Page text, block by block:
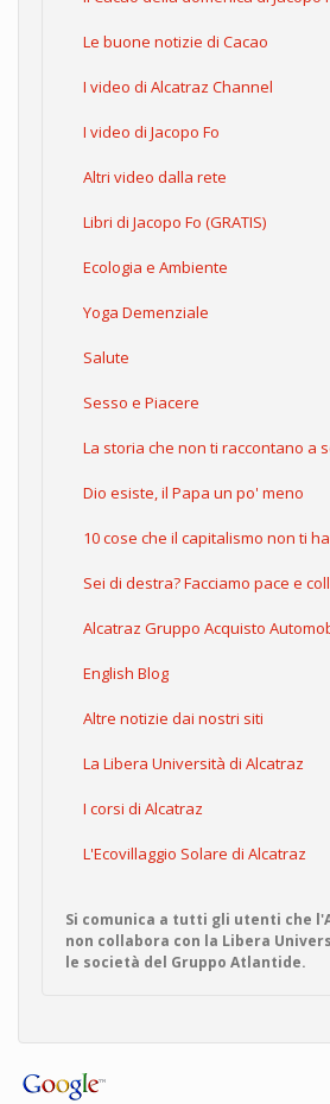
Le buone notizie di Cacao
I video di Alcatraz Channel
I video di Jacopo Fo
Altri video dalla rete
Libri di Jacopo Fo (GRATIS)
Ecologia e Ambiente
Yoga Demenziale
Salute
Sesso e Piacere
La storia che non ti raccontano a
Dio esiste, il Papa un po' meno
10 cose che il capitalismo non ti
Sei di destra? Facciamo pace e
Alcatraz Gruppo Acquisto
English Blog
Altre notizie dai nostri siti
La Libera Università di Alcatraz
I corsi di Alcatraz
L'Ecovillaggio Solare di Alcatraz
Si comunica a tutti gli utenti che
non collabora con la Libera
le società del Gruppo Atlantide.